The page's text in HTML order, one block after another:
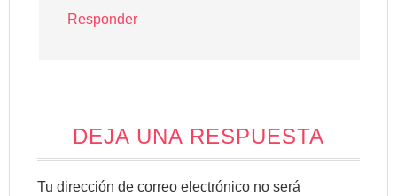
Responder
DEJA UNA RESPUESTA
Tu dirección de correo electrónico no será